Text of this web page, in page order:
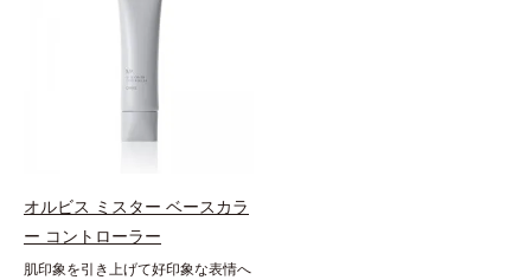
オルビス ミスター ベースカラ
ー コントローラー
肌印象を引き上げて好印象な表情へ